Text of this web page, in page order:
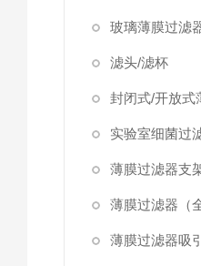
玻璃薄膜过滤
滤头/滤杯
封闭式/开放式
实验室细菌过
薄膜过滤器支
薄膜过滤器（
薄膜过滤器吸